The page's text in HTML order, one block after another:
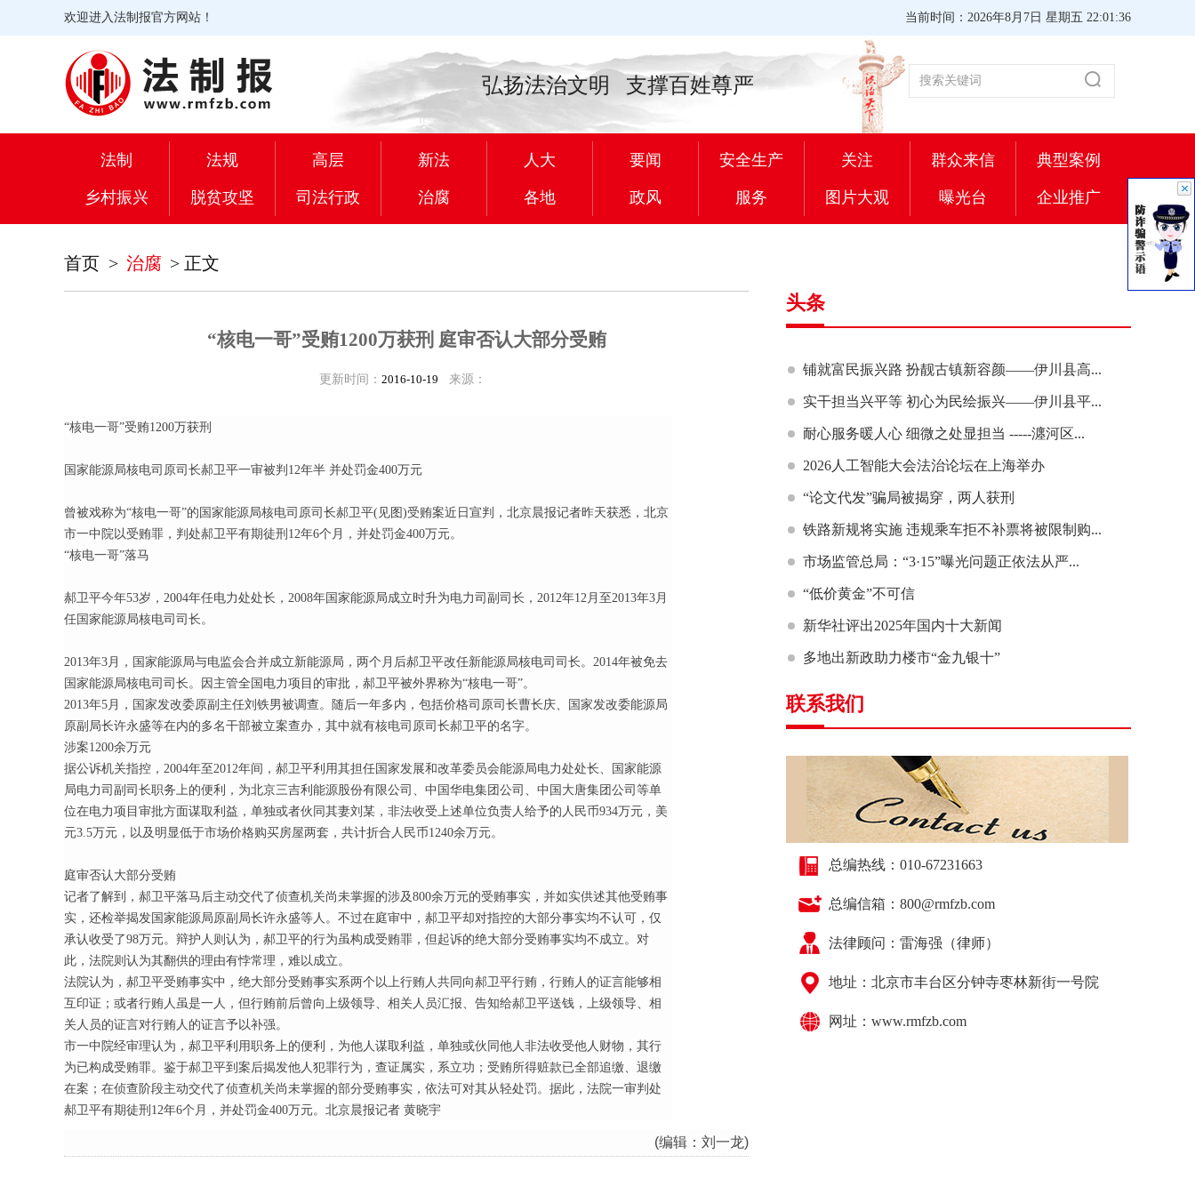
欢迎进入法制报官方网站！ 当前时间：2026年8月7日 星期五 22:01:36
弘扬法治文明 支撑百姓尊严
法制 法规 高层 新法 人大 要闻 安全生产 关注 群众来信 典型案例
乡村振兴 脱贫攻坚 司法行政 治腐 各地 政风 服务 图片大观 曝光台 企业推广
头条
铺就富民振兴路 扮靓古镇新容颜——伊川县高...
实干担当兴平等 初心为民绘振兴——伊川县平...
耐心服务暖人心 细微之处显担当 -----瀍河区...
2026人工智能大会法治论坛在上海举办
“论文代发”骗局被揭穿，两人获刑
铁路新规将实施 违规乘车拒不补票将被限制购...
市场监管总局：“3·15”曝光问题正依法从严...
“低价黄金”不可信
新华社评出2025年国内十大新闻
多地出新政助力楼市“金九银十”
联系我们
总编热线：010-67231663
总编信箱：800@rmfzb.com
法律顾问： 雷海强（律师）
地址：北京市丰台区分钟寺枣林新街一号院
网址：www.rmfzb.com
首页 > 治腐 > 正文
“核电一哥”受贿1200万获刑 庭审否认大部分受贿
更新时间： 2016-10-19 来源：
“核电一哥”受贿1200万获刑
国家能源局核电司原司长郝卫平一审被判12年半 并处罚金400万元
曾被戏称为“核电一哥”的国家能源局核电司原司长郝卫平(见图)受贿案近日宣判，北京晨报记者昨天获悉，北京
市一中院以受贿罪，判处郝卫平有期徒刑12年6个月，并处罚金400万元。
“核电一哥”落马
郝卫平今年53岁，2004年任电力处处长，2008年国家能源局成立时升为电力司副司长，2012年12月至2013年3月
任国家能源局核电司司长。
2013年3月，国家能源局与电监会合并成立新能源局，两个月后郝卫平改任新能源局核电司司长。2014年被免去
国家能源局核电司司长。因主管全国电力项目的审批，郝卫平被外界称为“核电一哥”。
2013年5月，国家发改委原副主任刘铁男被调查。随后一年多内，包括价格司原司长曹长庆、国家发改委能源局
原副局长许永盛等在内的多名干部被立案查办，其中就有核电司原司长郝卫平的名字。
涉案1200余万元
据公诉机关指控，2004年至2012年间，郝卫平利用其担任国家发展和改革委员会能源局电力处处长、国家能源
局电力司副司长职务上的便利，为北京三吉利能源股份有限公司、中国华电集团公司、中国大唐集团公司等单
位在电力项目审批方面谋取利益，单独或者伙同其妻刘某，非法收受上述单位负责人给予的人民币934万元，美
元3.5万元，以及明显低于市场价格购买房屋两套，共计折合人民币1240余万元。
庭审否认大部分受贿
记者了解到，郝卫平落马后主动交代了侦查机关尚未掌握的涉及800余万元的受贿事实，并如实供述其他受贿事
实，还检举揭发国家能源局原副局长许永盛等人。不过在庭审中，郝卫平却对指控的大部分事实均不认可，仅
承认收受了98万元。辩护人则认为，郝卫平的行为虽构成受贿罪，但起诉的绝大部分受贿事实均不成立。对
此，法院则认为其翻供的理由有悖常理，难以成立。
法院认为，郝卫平受贿事实中，绝大部分受贿事实系两个以上行贿人共同向郝卫平行贿，行贿人的证言能够相
互印证；或者行贿人虽是一人，但行贿前后曾向上级领导、相关人员汇报、告知给郝卫平送钱，上级领导、相
关人员的证言对行贿人的证言予以补强。
市一中院经审理认为，郝卫平利用职务上的便利，为他人谋取利益，单独或伙同他人非法收受他人财物，其行
为已构成受贿罪。鉴于郝卫平到案后揭发他人犯罪行为，查证属实，系立功；受贿所得赃款已全部追缴、退缴
在案；在侦查阶段主动交代了侦查机关尚未掌握的部分受贿事实，依法可对其从轻处罚。据此，法院一审判处
郝卫平有期徒刑12年6个月，并处罚金400万元。北京晨报记者 黄晓宇
(编辑：刘一龙)